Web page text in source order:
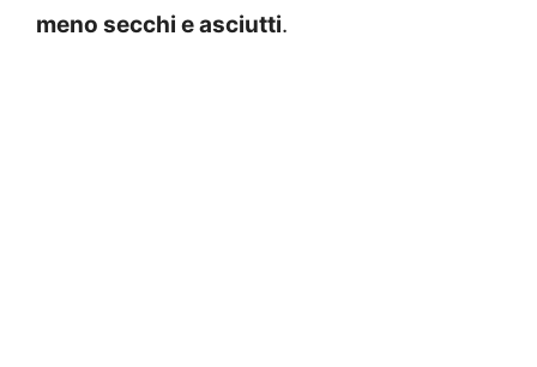
meno secchi e asciutti.